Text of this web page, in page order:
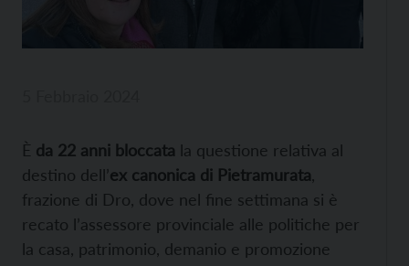
È da 22 anni bloccata la questione relativa al
destino dell’ex canonica di Pietramurata
frazione di Dro, dove nel fine settimana si è
recato l’assessore provinciale alle politiche per
la casa, patrimonio, demanio e promozione